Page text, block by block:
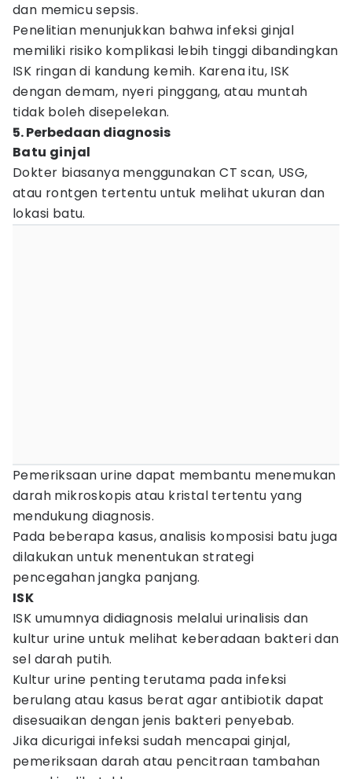
dan memicu sepsis.
Penelitian menunjukkan bahwa infeksi ginjal
memiliki risiko komplikasi lebih tinggi dibandingkan
ISK ringan di kandung kemih. Karena itu, ISK
dengan demam, nyeri pinggang, atau muntah
tidak boleh disepelekan.
5. Perbedaan diagnosis
Batu ginjal
Dokter biasanya menggunakan CT scan, USG,
atau rontgen tertentu untuk melihat ukuran dan
lokasi batu.
Pemeriksaan urine dapat membantu menemukan
darah mikroskopis atau kristal tertentu yang
mendukung diagnosis.
Pada beberapa kasus, analisis komposisi batu juga
dilakukan untuk menentukan strategi
pencegahan jangka panjang.
ISK
ISK umumnya didiagnosis melalui urinalisis dan
kultur urine untuk melihat keberadaan bakteri dan
sel darah putih.
Kultur urine penting terutama pada infeksi
berulang atau kasus berat agar antibiotik dapat
disesuaikan dengan jenis bakteri penyebab.
Jika dicurigai infeksi sudah mencapai ginjal,
pemeriksaan darah atau pencitraan tambahan